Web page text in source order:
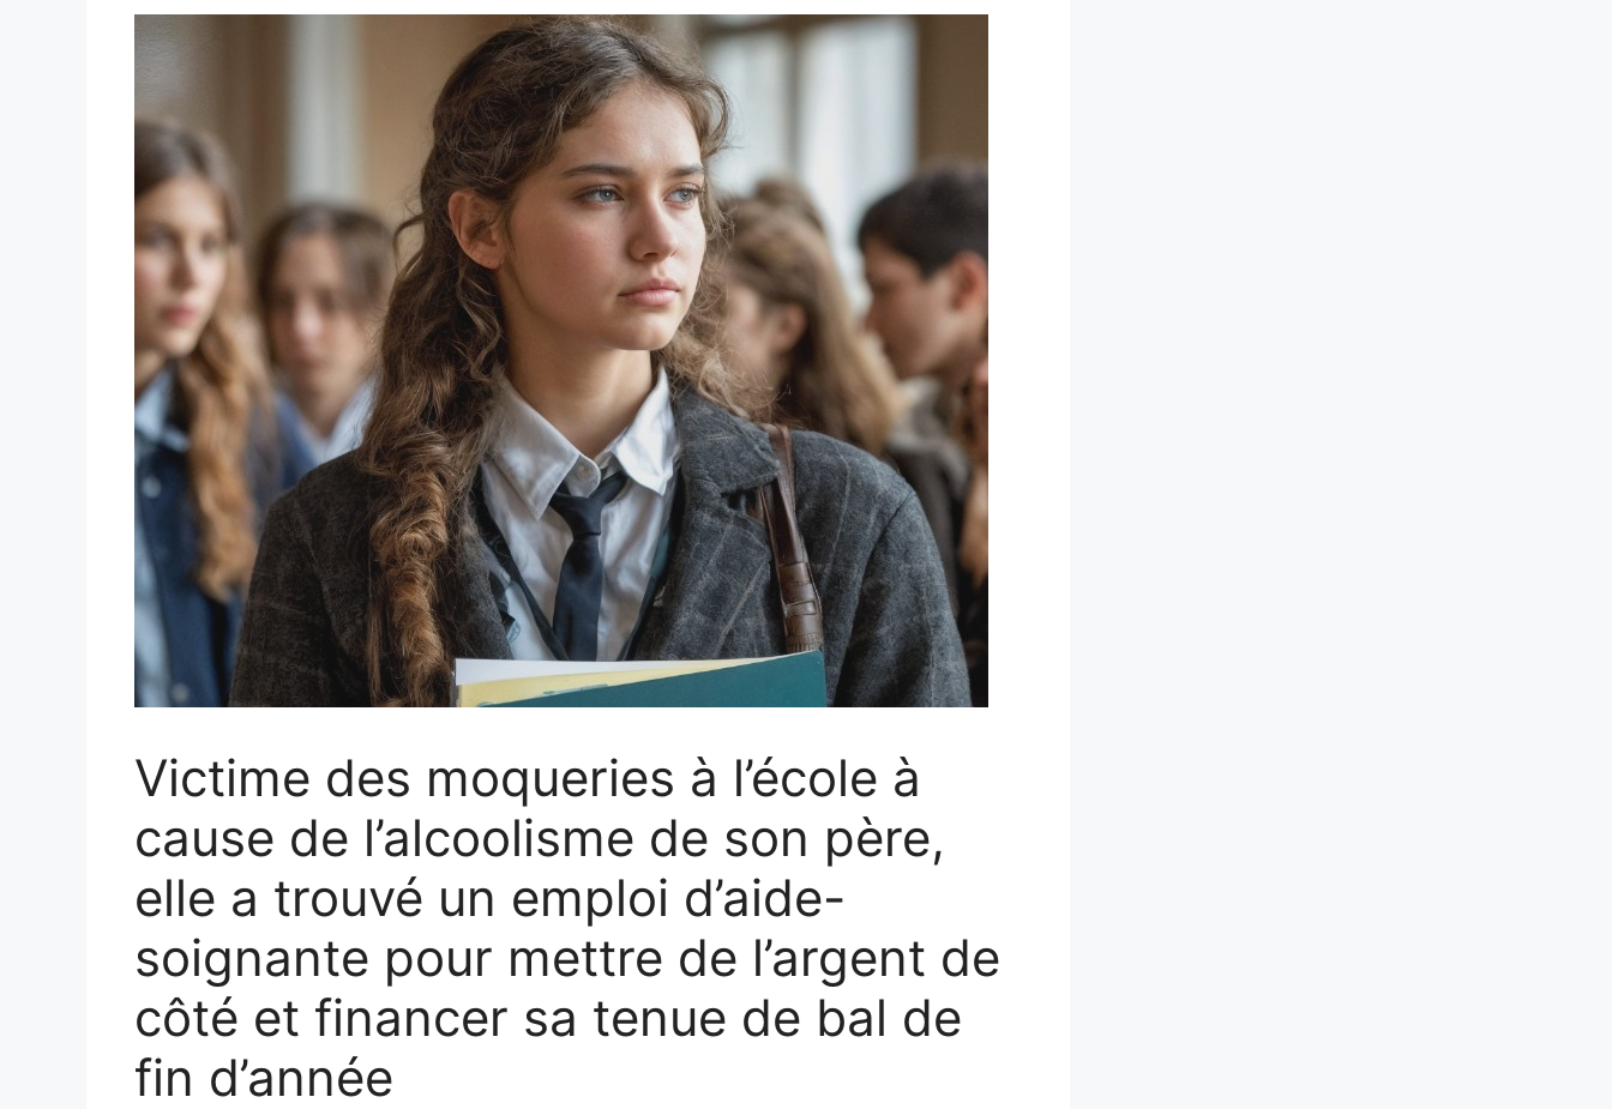
Victime des moqueries à l’école à
cause de l’alcoolisme de son père,
elle a trouvé un emploi d’aide-
soignante pour mettre de l’argent de
côté et financer sa tenue de bal de
fin d’année